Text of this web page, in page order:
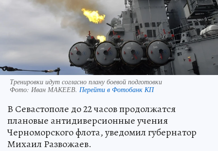
Тренировки идут согласно плану боевой подготовки
Фото: Иван МАКЕЕВ. Перейти в Фотобанк КП
В Севастополе до 22 часов продолжатся
плановые антидиверсионные учения
Черноморского флота, уведомил губернатор
Михаил Развожаев.